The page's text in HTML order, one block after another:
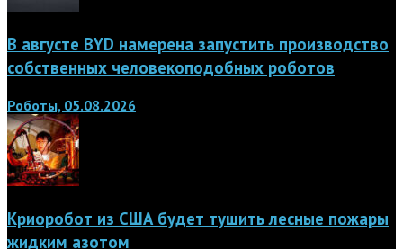
В августе BYD намерена запустить производство
собственных человекоподобных роботов
Роботы, 05.08.2026
Криоробот из США будет тушить лесные пожары
жидким азотом